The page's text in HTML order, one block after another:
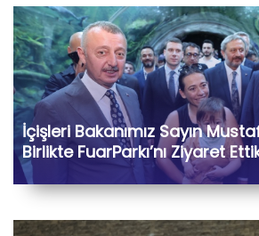
İçişleri Bakanımız Sayın
Birlikte FuarParkı’nı Ziyaret